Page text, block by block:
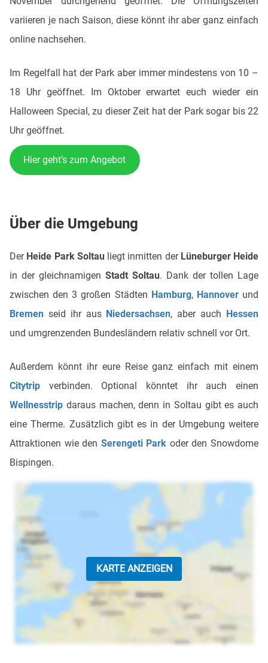
variieren je nach Saison, diese könnt ihr aber ganz einfach
online nachsehen.
Im Regelfall hat der Park aber immer mindestens von 10 –
18 Uhr geöffnet. Im Oktober erwartet euch wieder ein
Halloween Special, zu dieser Zeit hat der Park sogar bis 22
Uhr geöffnet.
Hier geht’s zum Angebot
Über die Umgebung
Der Heide Park Soltauliegt inmitten der Lüneburger Heide
in der gleichnamigen Stadt Soltau. Dank der tollen Lage
zwischen den 3 großen Städten Hamburg, Hannoverund
Bremen seid ihr aus Niedersachsen, aber auch Hessen
und umgrenzenden Bundesländern relativ schnell vor Ort.
Außerdem könnt ihr eure Reise ganz einfach mit einem
Citytrip verbinden. Optional könntet ihr auch einen
Wellnesstrip daraus machen, denn in Soltau gibt es auch
eine Therme. Zusätzlich gibt es in der Umgebung weitere
Attraktionen wie den Serengeti Park oder den Snowdome
Bispingen.
KARTE ANZEIGEN